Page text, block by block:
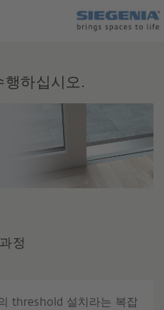
행하십시오.
정
threshold 설치라는 복잡